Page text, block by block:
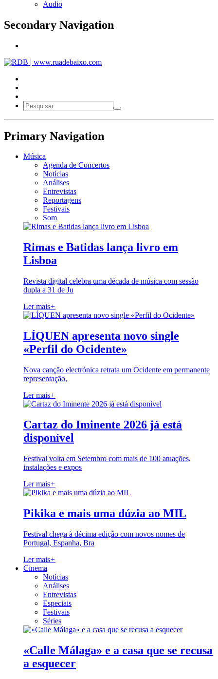
Audio
Secondary Navigation
Primary Navigation
Música
Agenda de Concertos
Notícias
Análises
Entrevistas
Reportagens
Festivais
Som
Rimas e Batidas lança livro em
Lisboa
Revista digital celebra uma década de música com sessão
dupla a 31 de Ju
Ler mais+
LÍQUEN apresenta novo single
«Perfil do Ocidente»
Nova canção electrónica retrata um Ocidente em permanente
representação,
Ler mais+
Cartaz do Iminente 2026 já está
disponível
Festival volta em Setembro com mais de 100 atuações,
instalações e expos
Ler mais+
Pikika e mais uma dúzia ao MIL
Festival chega à décima edição com novos nomes de
Portugal, Espanha, Bra
Ler mais+
Cinema
Notícias
Análises
Entrevistas
Especiais
Festivais
Séries
«Calle Málaga» e a casa que se recusa
a esquecer